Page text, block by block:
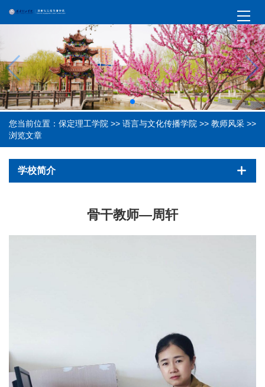
您当前位置： 保定理工学院 >> 语言与文化传播学院 >> 教师风采 >>
浏览文章
学校简介
骨干教师—周轩